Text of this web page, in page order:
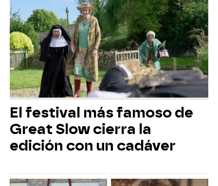
El festival más famoso de
Great Slow cierra la
edición con un cadáver